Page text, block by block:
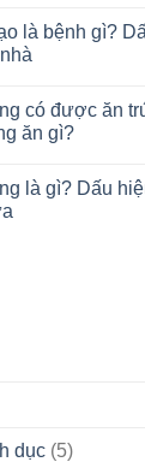
là bệnh gì?
có được ăn
ăn gì?
là gì? Dấu
dục (5)